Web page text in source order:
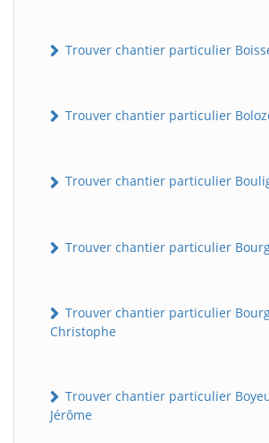
Trouver chantier particulier
Trouver chantier particulier
Trouver chantier particulier
Trouver chantier particulier
Trouver chantier particulier
Christophe
Trouver chantier particulier
Jérôme